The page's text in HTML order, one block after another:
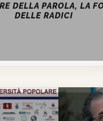
DELLA PAROLA, LA
DELLE RADICI